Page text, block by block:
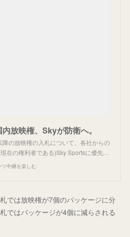
放映権、Skyが防衛へ。
の放映権の入札について、各社からの
在の権利者である)Sky Sportsに優先…
中継を楽しむ
では放映権が7個のパッケージに分
ではパッケージが4個に減らされる